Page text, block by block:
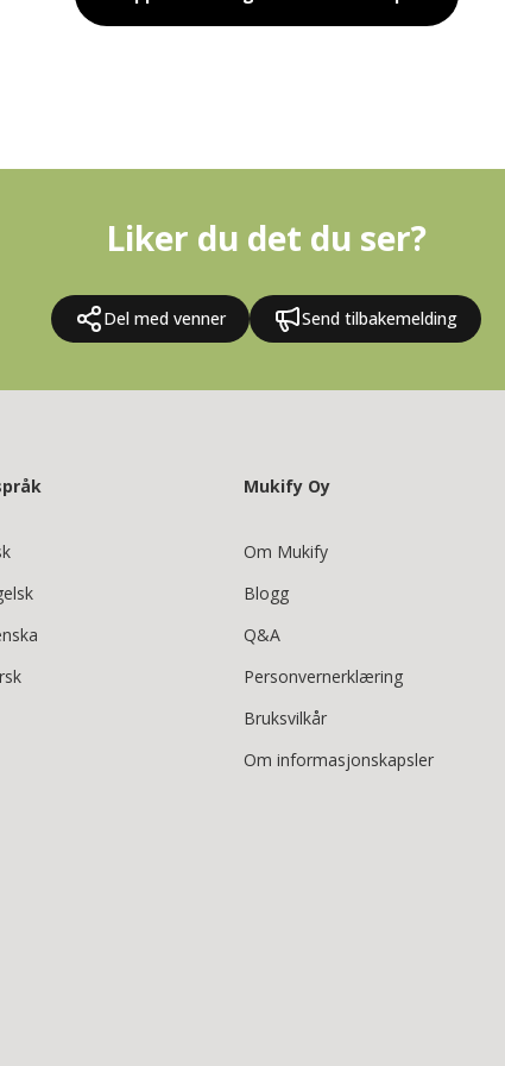
Liker du det du ser?
Del med venner Send tilbakemelding
Mukify Oy
Om Mukify
Blogg
Q&A
Personvernerklæring
Bruksvilkår
Om informasjonskapsler